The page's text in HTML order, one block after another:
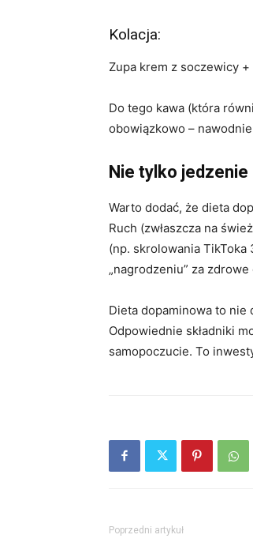
Kolacja:
Zupa krem z soczewicy
Do tego kawa (która
obowiązkowo –
Nie tylko jedzenie
Warto dodać, że dieta
Ruch (zwłaszcza na
(np. skrolowania
„nagrodzeniu” za
Dieta dopaminowa to nie
Odpowiednie składniki
samopoczucie. To
Poprzedni artykuł